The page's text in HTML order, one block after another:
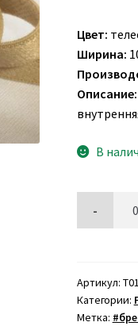
Цвет:
Ширина:
Описание:
В
Артикул:
Категории:
Метка: